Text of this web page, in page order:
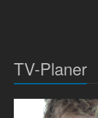
TV-Planer